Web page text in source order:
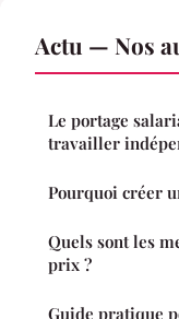
Actu — Nos
Le portage
travailler
Pourquoi créer
Quels sont les
prix ?
Guide pratique